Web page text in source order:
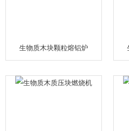
生物质木块颗粒熔铝炉